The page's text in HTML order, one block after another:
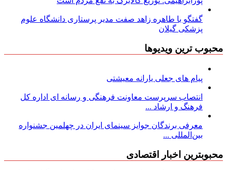
گفتگو با طاهره زاهد صفت مدیر پرستاری دانشگاه علوم
پزشکی گیلان
محبوب ترین ویدیوها
پیام های جعلی یارانه معیشتی
انتصاب سرپرست معاونت فرهنگی و رسانه ای اداره کل
فرهنگ و ارشاد ...
معرفی برندگان جوایز سینمای ایران در چهلمین جشنواره
بین‌المللی ...
محبوبترین اخبار اقتصادی